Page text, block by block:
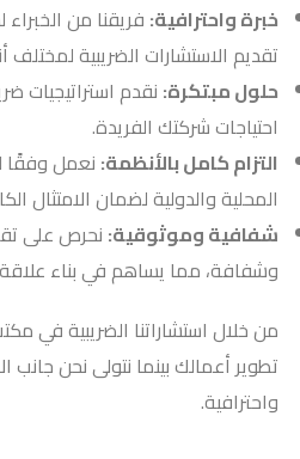
خبرة واحترافية: فريقنا من
تقديم الاستشارات الضريبية لمختلف
حلول مبتكرة: نقدم استراتيجيات
احتياجات شركتك الفريدة.
التزام كامل بالأنظمة: نعمل وفقًا
المحلية والدولية لضمان الامتثال
شفافية وموثوقية: نحرص على
وشفافة، مما يساهم في بناء علاقة
تطوير أعمالك بينما نتولى نحن جانب
واحترافية.